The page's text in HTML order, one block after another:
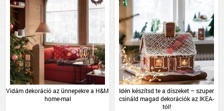
Vidám dekoráció az ünnepekre a H&M
home-mal
Idén készítsd te a díszeket – szuper
csináld magad dekorációk az IKEA-
tól!